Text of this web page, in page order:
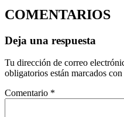
COMENTARIOS
Deja una respuesta
Tu dirección de correo
obligatorios están marcados con
Comentario *